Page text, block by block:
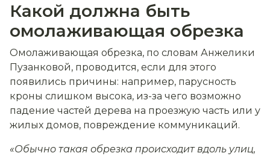
Какой должна быть
омолаживающая обрезка
Омолаживающая обрезка, по словам Анжелики
Пузанковой, проводится, если для этого
появились причины: например, парусность
кроны слишком высока, из-за чего возможно
падение частей дерева на проезжую часть или у
жилых домов, повреждение коммуникаций.
«Обычно такая обрезка происходит вдоль улиц,